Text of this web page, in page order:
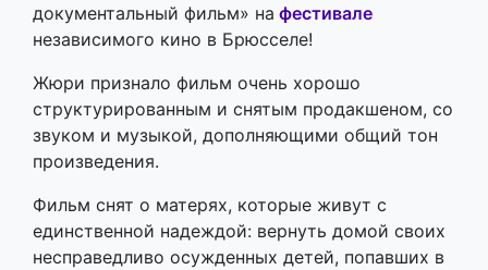
документальный фильм» на фестивале
независимого кино в Брюсселе!
Жюри признало фильм очень хорошо
структурированным и снятым продакшеном, со
звуком и музыкой, дополняющими общий тон
произведения.
Фильм снят о матерях, которые живут с
единственной надеждой: вернуть домой своих
несправедливо осужденных детей, попавших в